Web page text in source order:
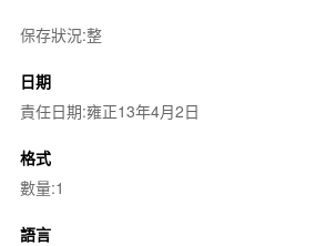
保存狀況:整
日期
責任日期:雍正13年4月2日
格式
數量:1
語言